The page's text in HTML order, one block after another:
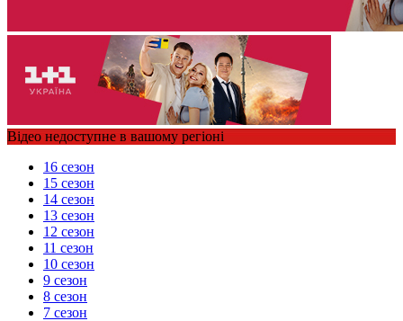
Відео недоступне в вашому регіоні
16 сезон
15 сезон
14 сезон
13 сезон
12 сезон
11 сезон
10 сезон
9 сезон
8 сезон
7 сезон